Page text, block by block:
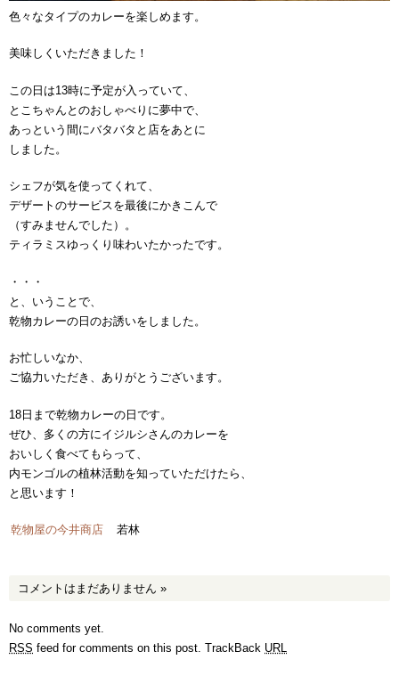
色々なタイプのカレーを楽しめます。
美味しくいただきました！
この日は13時に予定が入っていて、
とこちゃんとのおしゃべりに夢中で、
あっという間にバタバタと店をあとに
しました。
シェフが気を使ってくれて、
デザートのサービスを最後にかきこんで
（すみませんでした）。
ティラミスゆっくり味わいたかったです。
・・・
と、いうことで、
乾物カレーの日のお誘いをしました。
お忙しいなか、
ご協力いただき、ありがとうございます。
18日まで乾物カレーの日です。
ぜひ、多くの方にイジルシさんのカレーを
おいしく食べてもらって、
内モンゴルの植林活動を知っていただけたら、
と思います！
乾物屋の今井商店 若林
コメントはまだありません »
No comments yet.
RSS feed for comments on this post. TrackBack URL